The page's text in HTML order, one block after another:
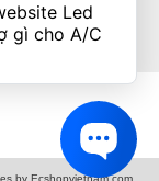
by Ecshopvietnam.com
Led
gì cho A/C